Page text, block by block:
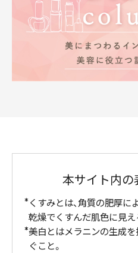
本サイト内の
くすみとは、角質の肥厚に
乾燥でくすんだ肌色に見え
美白とはメラニンの生成を
ぐこと。